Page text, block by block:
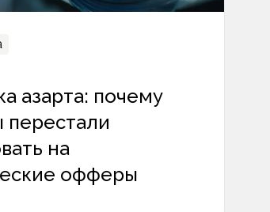
азарта: почему
перестали
на
офферы